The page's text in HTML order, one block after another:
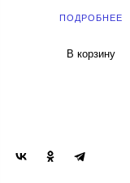
ПОДРОБНЕЕ
В корзину